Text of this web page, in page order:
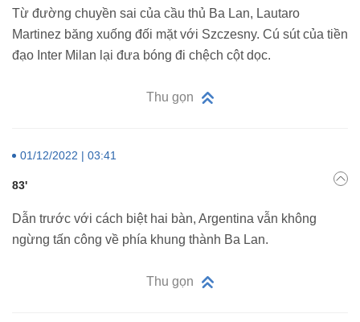
Từ đường chuyền sai của cầu thủ Ba Lan, Lautaro
Martinez băng xuống đối mặt với Szczesny. Cú sút của tiền
đạo Inter Milan lại đưa bóng đi chệch cột dọc.
Thu gọn
01/12/2022 | 03:41
83'
Dẫn trước với cách biệt hai bàn, Argentina vẫn không
ngừng tấn công về phía khung thành Ba Lan.
Thu gọn